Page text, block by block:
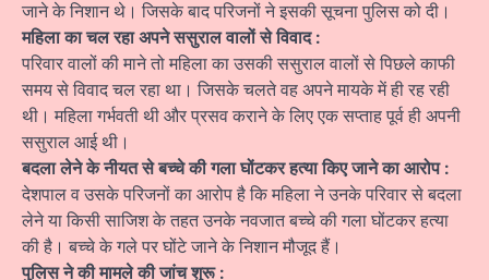
जाने के निशान थे। जिसके बाद परिजनों ने इसकी सूचना पुलिस को दी।
महिला का चल रहा अपने ससुराल वालों से विवाद :
परिवार वालों की माने तो महिला का उसकी ससुराल वालों से पिछले काफी
समय से विवाद चल रहा था। जिसके चलते वह अपने मायके में ही रह रही
थी। महिला गर्भवती थी और प्रसव कराने के लिए एक सप्ताह पूर्व ही अपनी
ससुराल आई थी।
बदला लेने के नीयत से बच्चे की गला घोंटकर हत्या किए जाने का आरोप :
देशपाल व उसके परिजनों का आरोप है कि महिला ने उनके परिवार से बदला
लेने या किसी साजिश के तहत उनके नवजात बच्चे की गला घोंटकर हत्या
की है। बच्चे के गले पर घोंटे जाने के निशान मौजूद हैं।
पुलिस ने की मामले की जांच शुरू :